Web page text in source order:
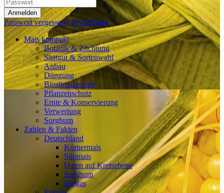
Anmelden
Passwort vergessen? Registrieren
Mais kompakt
Botanik & Züchtung
Saatgut & Sortenwahl
Anbau
Düngung
Biostimulanzien
Pflanzenschutz
Ernte & Konservierung
Verwertung
Sorghum
Zahlen & Fakten
Deutschland
Körnermais
Silomais
Daten auf Kreisebene
Sorghum
Biogas